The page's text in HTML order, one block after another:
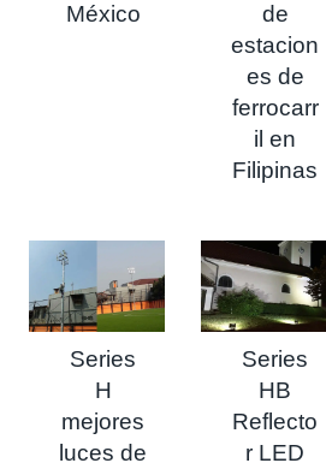
México
de
estacion
es de
ferrocarr
il en
Filipinas
Series
H
mejores
luces de
Series
HB
Reflecto
r LED